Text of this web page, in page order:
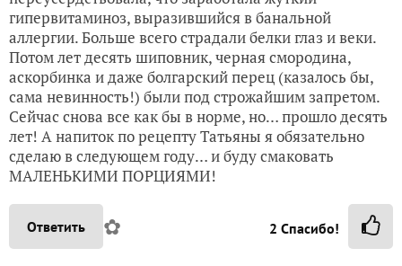
гипервитаминоз, выразившийся в банальной
аллергии. Больше всего страдали белки глаз и веки.
Потом лет десять шиповник, черная смородина,
аскорбинка и даже болгарский перец (казалось бы,
сама невинность!) были под строжайшим запретом.
Сейчас снова все как бы в норме, но… прошло десять
лет! А напиток по рецепту Татьяны я обязательно
сделаю в следующем году… и буду смаковать
МАЛЕНЬКИМИ ПОРЦИЯМИ!
Ответить ✿ 2 Спасибо!